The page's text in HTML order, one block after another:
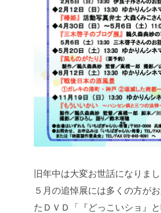
旧年中は大変お世話になりまし
５月の追悼展には多くの方が
たＤＶＤ「『どっこいショ』と